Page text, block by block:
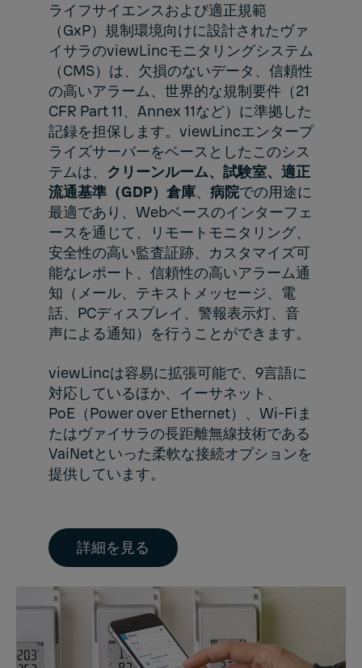
ライフサイエンスおよび適正規範
（GxP）規制環境向けに設計されたヴァ
イサラのviewLincモニタリングシステム
（CMS） は、欠損のないデータ、信頼性
の高いアラーム、世界的な規制要件（21
CFR Part 11、Annex 11など）に準拠した
記録を担保します。viewLincエンタープ
ライズサーバーをベースとしたこのシス
テムは、 クリーンルーム、 試験室、 適正
流通基準（GDP）倉庫、 病院での用途に
最適であり、Webベースのインターフェ
ースを通じて、リモートモニタリング、
安全性の高い監査証跡、カスタマイズ可
能なレポート、信頼性の高いアラーム通
知（メール、テキストメッセージ、電
話、PCディスプレイ、警報表示灯、音
声による通知）を行うことができます。
viewLincは容易に拡張可能で、9言語に
対応しているほか、イーサネット、
PoE（Power over Ethernet）、Wi-Fiま
たはヴァイサラの長距離無線技術である
VaiNetといった柔軟な接続オプションを
提供しています。
詳細を見る